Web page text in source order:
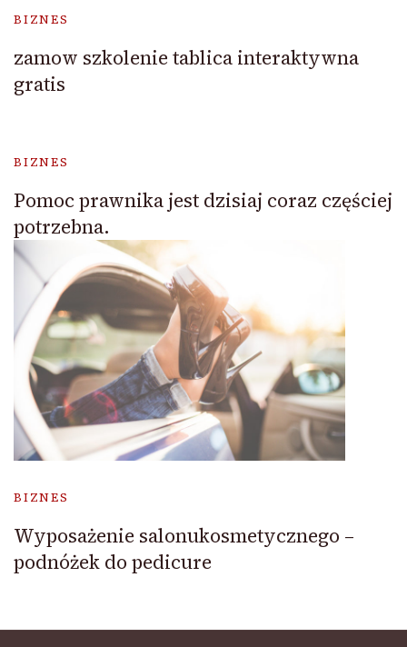
BIZNES
zamow szkolenie tablica interaktywna
gratis
BIZNES
Pomoc prawnika jest dzisiaj coraz częściej
potrzebna.
BIZNES
Wyposażenie salonukosmetycznego –
podnóżek do pedicure